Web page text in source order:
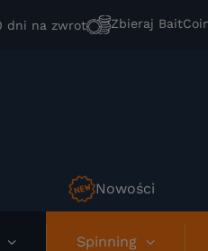
dni na zwrot Zbieraj
Nowości
Spinning